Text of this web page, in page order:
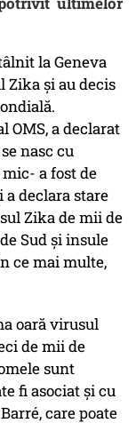
la Geneva
Zika și au decis
OMS, a declarat
nasc cu
a fost de
declara stare
Zika de mii de
Sud și insule
ce mai multe,
oară virusul
de mii de
sunt
fi asociat și cu
care poate